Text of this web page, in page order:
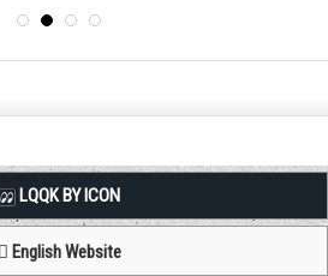
LQQK BY ICON
English Website